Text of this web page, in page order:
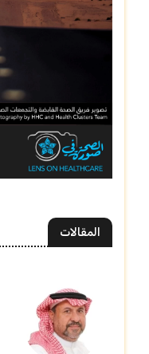
المقالات